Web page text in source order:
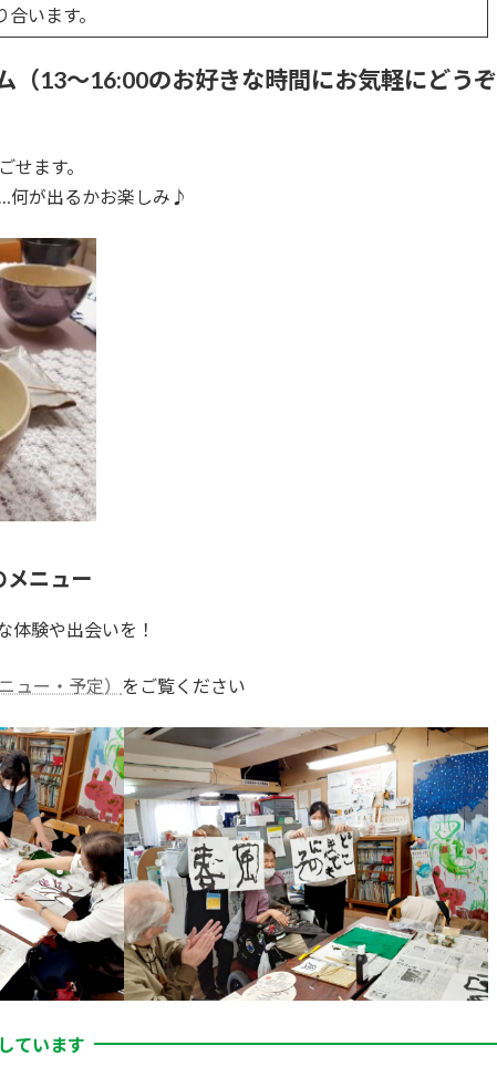
います。
（13～16:00のお好きな時間にお気軽にどうぞ
せます。
何が出るかお楽しみ♪
メニュー
体験や出会いを！
ュー・予定） をご覧ください
ています